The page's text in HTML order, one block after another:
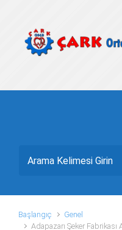
Başlangıç
Genel
Adapazarı Şeker Fabrikası